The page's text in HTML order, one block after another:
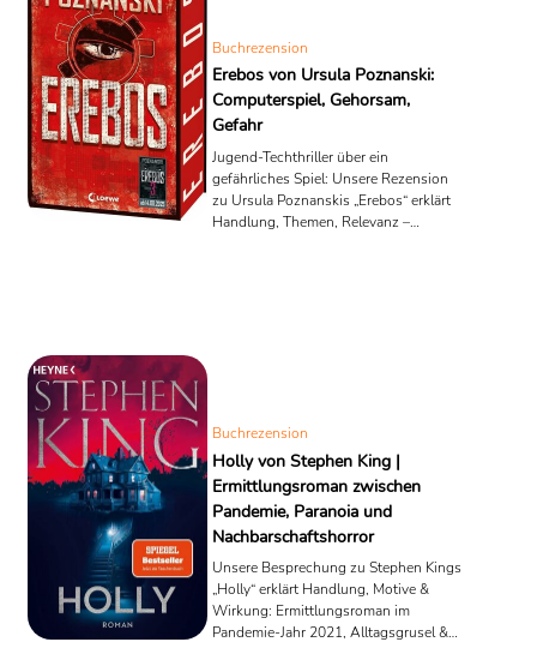
Buchrezension
Erebos von Ursula Poznanski:
Computerspiel, Gehorsam,
Gefahr
Jugend-Techthriller über ein
gefährliches Spiel: Unsere Rezension
zu Ursula Poznanskis „Erebos“ erklärt
Handlung, Themen, Relevanz –
Buchrezension
Holly von Stephen King |
Ermittlungsroman zwischen
Pandemie, Paranoia und
Nachbarschaftshorror
Unsere Besprechung zu Stephen Kings
„Holly“ erklärt Handlung, Motive &
Wirkung: Ermittlungsroman im
Pandemie-Jahr 2021, Alltagsgrusel &